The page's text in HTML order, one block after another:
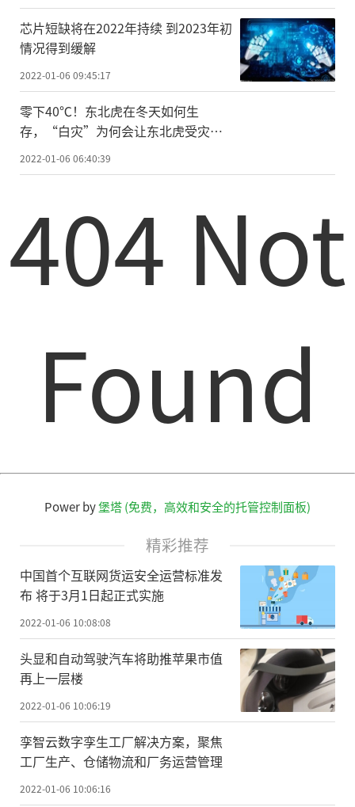
芯片短缺将在2022年持续 到2023年初
情况得到缓解
2022-01-06 09:45:17
零下40℃！东北虎在冬天如何生
存，“白灾”为何会让东北虎受灾？_
动物_积雪_黑熊
2022-01-06 06:40:39
404 Not
Found
Power by堡塔 (免费，高效和安全的托管控制面板)
精彩推荐
中国首个互联网货运安全运营标准发
布 将于3月1日起正式实施
2022-01-06 10:08:08
头显和自动驾驶汽车将助推苹果市值
再上一层楼
2022-01-06 10:06:19
孪智云数字孪生工厂解决方案，聚焦
工厂生产、仓储物流和厂务运营管理
2022-01-06 10:06:16